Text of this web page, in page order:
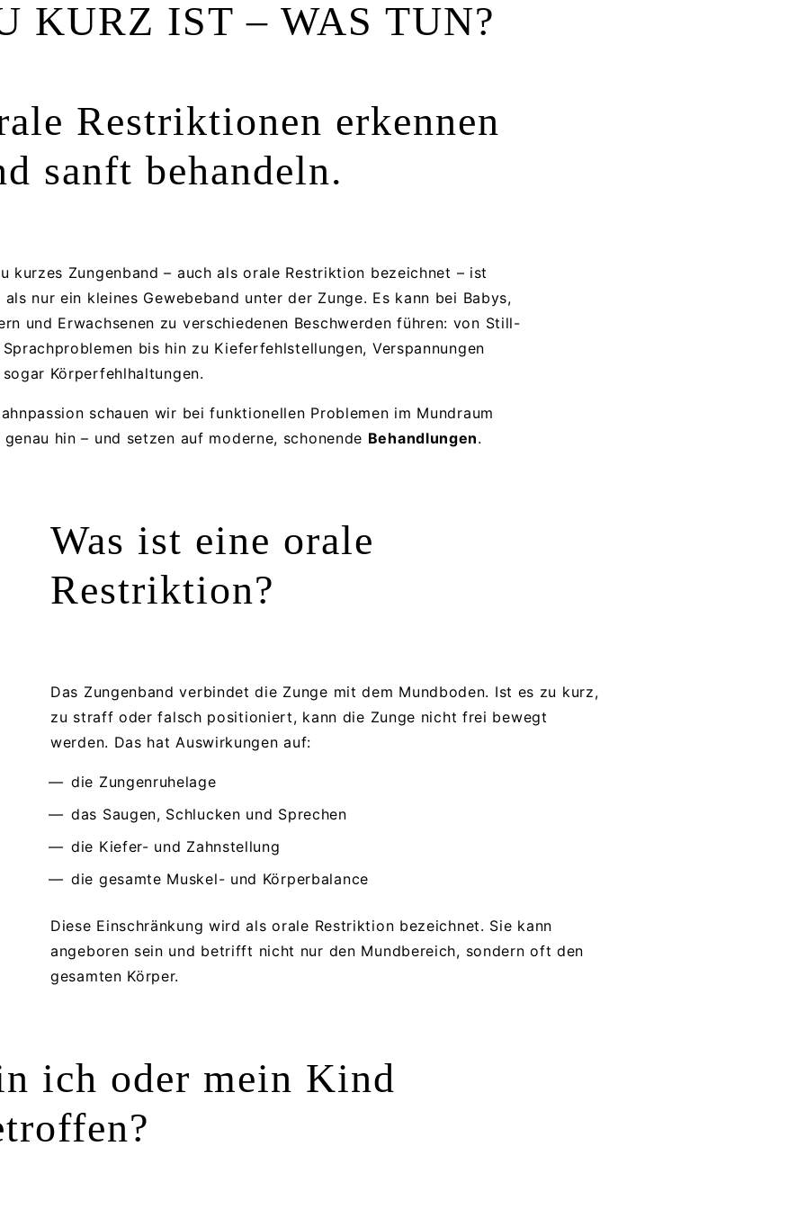
KURZ IST – WAS TUN?
Restriktionen erkennen
sanft behandeln.
kurzes Zungenband – auch als orale Restriktion bezeichnet – ist
als nur ein kleines Gewebeband unter der Zunge. Es kann bei Babys,
und Erwachsenen zu verschiedenen Beschwerden führen: von Still-
bis hin zu Kieferfehlstellungen, Verspannungen
Körperfehlhaltungen.
schauen wir bei funktionellen Problemen im Mundraum
genau hin – und setzen auf moderne, schonende Behandlungen.
Was ist eine orale
Restriktion?
Das Zungenband verbindet die Zunge mit dem Mundboden. Ist es zu kurz,
zu straff oder falsch positioniert, kann die Zunge nicht frei bewegt
werden. Das hat Auswirkungen auf:
die Zungenruhelage
das Saugen, Schlucken und Sprechen
die Kiefer- und Zahnstellung
die gesamte Muskel- und Körperbalance
Diese Einschränkung wird als orale Restriktion bezeichnet. Sie kann
angeboren sein und betrifft nicht nur den Mundbereich, sondern oft den
gesamten Körper.
ich oder mein Kind